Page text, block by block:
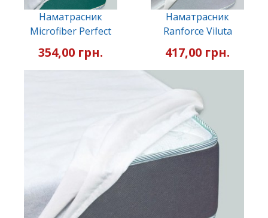
Наматрасник
Microfiber Perfect
354,00 грн.
Наматрасник
Ranforce Viluta
417,00 грн.